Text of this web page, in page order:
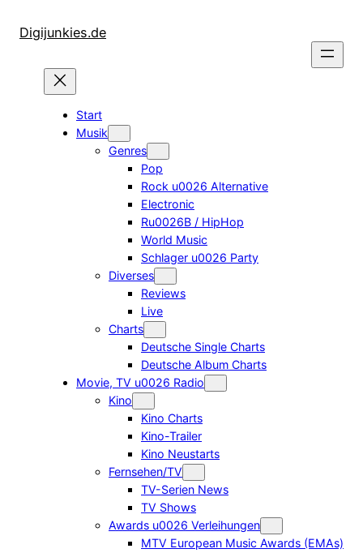
InhaltDigijunkies.de
Start
Musik
Genres
Pop
Rock u0026 Alternative
Electronic
Ru0026B / HipHop
World Music
Schlager u0026 Party
Diverses
Reviews
Live
Charts
Deutsche Single Charts
Deutsche Album Charts
Movie, TV u0026 Radio
Kino
Kino Charts
Kino-Trailer
Kino Neustarts
Fernsehen/TV
TV-Serien News
TV Shows
Awards u0026 Verleihungen
MTV European Music Awards (EMAs)